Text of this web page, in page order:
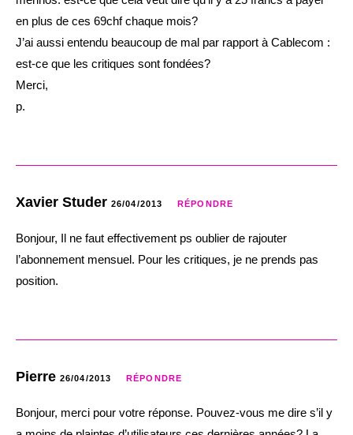
en plus de ces 69chf chaque mois?
J’ai aussi entendu beaucoup de mal par rapport à Cablecom :
est-ce que les critiques sont fondées?
Merci,
p.
Xavier Studer 26/04/2013 RÉPONDRE
Bonjour, Il ne faut effectivement ps oublier de rajouter
l’abonnement mensuel. Pour les critiques, je ne prends pas
position.
Pierre 26/04/2013 RÉPONDRE
Bonjour, merci pour votre réponse. Pouvez-vous me dire s’il y